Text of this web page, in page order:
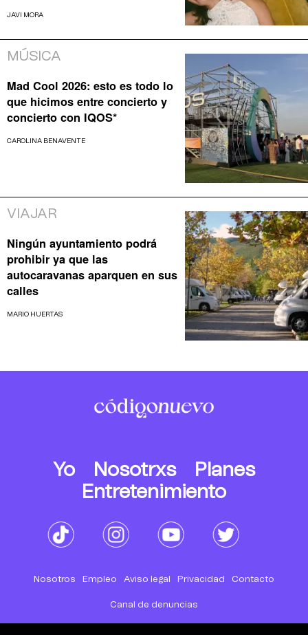
JAVI MORA
MÚSICA
Mad Cool 2026: esto es todo lo
que hicimos entre concierto y
concierto con IQOS*
CAROLINA BENAVENTE
VIAJAR
Ningún ayuntamiento podrá
prohibir ya que las
autocaravanas aparquen en sus
calles
MARIO HUERTAS
Yo Nosotrxs
Planes
Entretenimiento
Nosotros Empleo Aviso legal Privacidad Contacto
Canal de denuncias